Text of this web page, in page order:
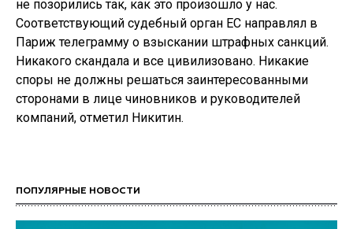
не позорились так, как это произошло у нас.
Соответствующий судебный орган ЕС направлял в
Париж телеграмму о взыскании штрафных санкций.
Никакого скандала и все цивилизовано. Никакие
споры не должны решаться заинтересованными
сторонами в лице чиновников и руководителей
компаний, отметил Никитин.
ПОПУЛЯРНЫЕ НОВОСТИ